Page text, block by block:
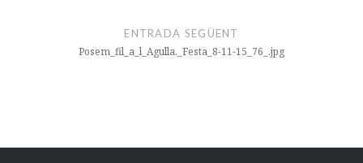
ENTRADA SEGÜENT
Posem_fil_a_l_Agulla._Festa_8-11-15_76_.jpg